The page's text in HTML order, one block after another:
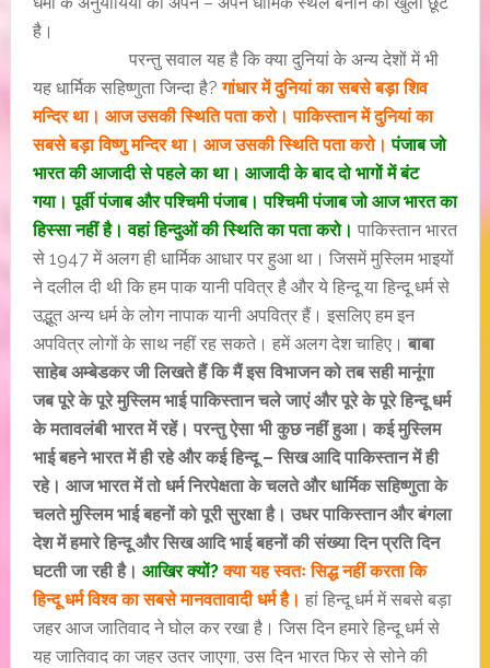
है।
परन्तु सवाल यह है कि क्या दुनियां के अन्य देशों में भी
यह धार्मिक सहिष्णुता जिन्दा है?गांधार में दुनियां का सबसे बड़ा शिव
मन्दिर था। आज उसकी स्थिति पता करो। पाकिस्तान में दुनियां का
सबसे बड़ा विष्णु मन्दिर था। आज उसकी स्थिति पता करो। पंजाब जो
भारत की आजादी से पहले का था। आजादी के बाद दो भागों में बंट
गया। पूर्वी पंजाब और पश्चिमी पंजाब। पश्चिमी पंजाब जो आज भारत का
हिस्सा नहीं है। वहां हिन्दुओं की स्थिति का पता करो। पाकिस्तान भारत
से 1947 में अलग ही धार्मिक आधार पर हुआ था। जिसमें मुस्लिम भाइयों
ने दलील दी थी कि हम पाक यानी पवित्र है और ये हिन्दू या हिन्दू धर्म से
उद्भूत अन्य धर्म के लोग नापाक यानी अपवित्र हैं। इसलिए हम इन
अपवित्र लोगों के साथ नहीं रह सकते। हमें अलग देश चाहिए।बाबा
साहेब अम्बेडकर जी लिखते हैं कि मैं इस विभाजन को तब सही मानूंगा
जब पूरे के पूरे मुस्लिम भाई पाकिस्तान चले जाएं और पूरे के पूरे हिन्दू धर्म
के मतावलंबी भारत में रहें। परन्तु ऐसा भी कुछ नहीं हुआ। कई मुस्लिम
भाई बहने भारत में ही रहे और कई हिन्दू – सिख आदि पाकिस्तान में ही
रहे। आज भारत में तो धर्म निरपेक्षता के चलते और धार्मिक सहिष्णुता के
चलते मुस्लिम भाई बहनों को पूरी सुरक्षा है। उधर पाकिस्तान और बंगला
देश में हमारे हिन्दू और सिख आदि भाई बहनों की संख्या दिन प्रति दिन
घटती जा रही है। आखिर क्यों? क्या यह स्वतः सिद्ध नहीं करता कि
हिन्दू धर्म विश्व का सबसे मानवतावादी धर्म है। हां हिन्दू धर्म में सबसे बड़ा
जहर आज जातिवाद ने घोल कर रखा है। जिस दिन हमारे हिन्दू धर्म से
यह जातिवाद का जहर उतर जाएगा, उस दिन भारत फिर से सोने की